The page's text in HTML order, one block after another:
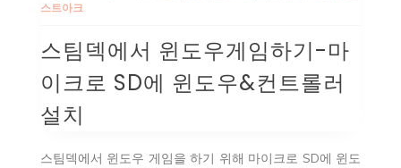
스트아크
스팀덱에서 윈도우게임하기-마
이크로 SD에 윈도우&컨트롤러
설치
스팀덱에서 윈도우 게임을 하기 위해 마이크로 SD에 윈도